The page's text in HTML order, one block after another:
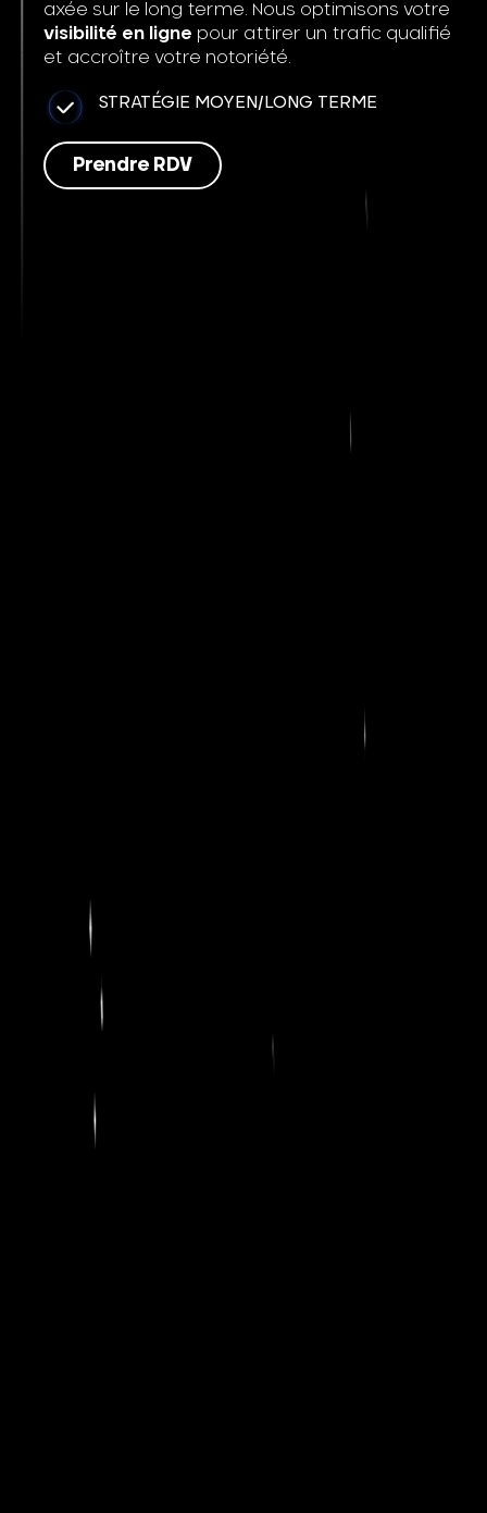
axée sur le long terme. Nous optimisons votre
visibilité en ligne pour attirer un trafic qualifié
et accroître votre notoriété.
STRATÉGIE MOYEN/LONG TERME
Prendre RDV